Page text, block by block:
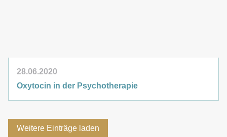
28.06.2020
Oxytocin in der Psychotherapie
Weitere Einträge laden